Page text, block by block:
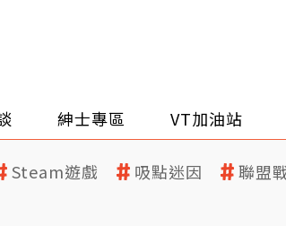
紳士專區 VT加油站
Steam遊戲 吸點迷因 聯盟